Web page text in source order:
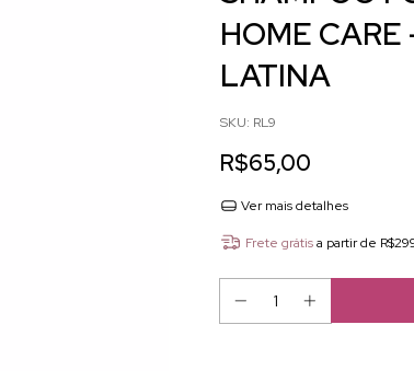
HOME
LATINA
SKU: RL9
R$65,00
Ver mais detalhes
Frete grátis a partir de